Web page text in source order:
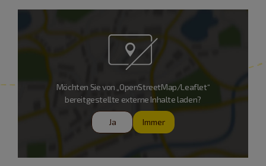
Möchten Sie von „OpenStreetMap/Leaflet“
bereitgestellte externe Inhalte laden?
Ja Immer